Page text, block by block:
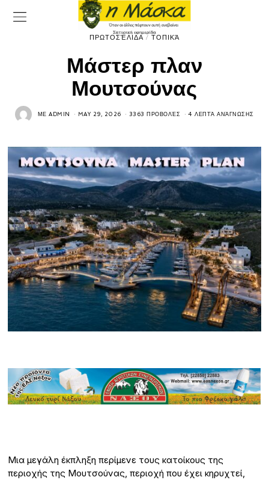
ΠΡΩΤΟΣΈΛΙΔΑ / ΤΟΠΙΚΆ
Μάστερ πλαν
Μουτσούνας
ΜΕADMIN MAY 29, 2026 3363 ΠΡΟΒΟΛΈΣ 4 ΛΕΠΤΆ ΑΝΆΓΝΩΣΗΣ
Μια μεγάλη έκπληξη περίμενε τους κατοίκους της
περιοχής της Μουτσούνας, περιοχή που έχει κηρυχτεί,